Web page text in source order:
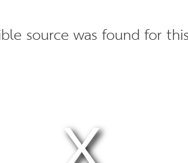
source was found for